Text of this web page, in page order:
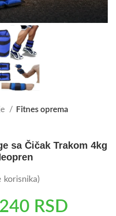
Fitnes oprema
sa Čičak Trakom 4kg
korisnika)
RSD